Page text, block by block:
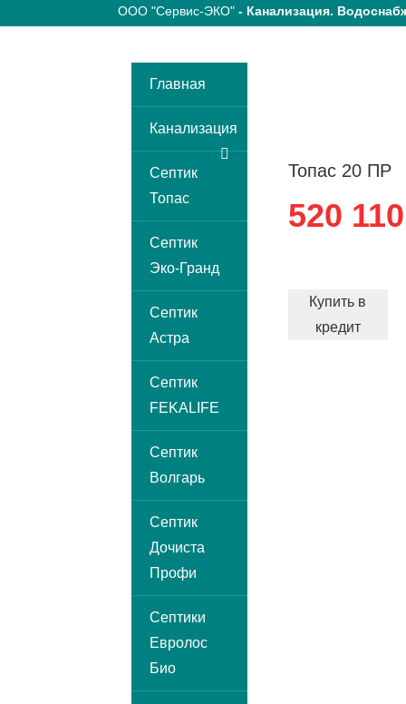
ООО "Сервис-ЭКО" - Канализация.
Главная
Канализация
Септик
Топас
Септик
Эко-Гранд
Септик
Астра
Септик
FEKALIFE
Септик
Волгарь
Септик
Дочиста
Профи
Септики
Евролос
Био
Топас 20 ПР
520 110
Купить в
кредит